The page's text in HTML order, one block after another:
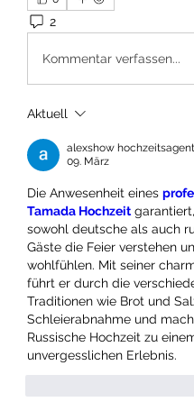
2
Kommentar verfassen...
Aktuell
alexshow
09. März
Die Anwesenheit eines
Tamada Hochzeit
sowohl deutsche als auch
Gäste die Feier verstehen
wohlfühlen. Mit seiner
führt er durch die
Traditionen wie Brot und
Schleierabnahme und
Russische Hochzeit zu
unvergesslichen Erlebnis.